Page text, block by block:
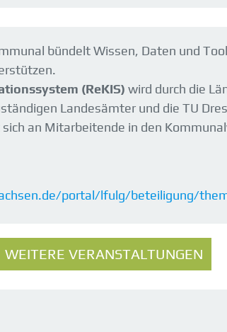
bündelt Wissen, Daten und
(ReKIS) wird durch die
Landesämter und die TU
an Mitarbeitende in den
portal/lfulg/beteiligung/
WEITERE VERANSTALTUNGEN